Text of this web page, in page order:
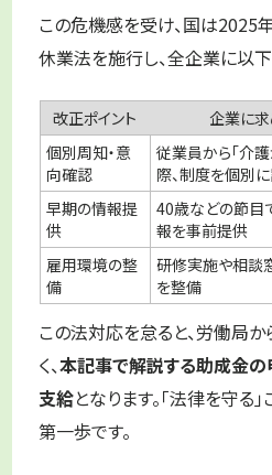
この危機感を受け、国は2025
休業法を施行し、全企業に以
改正ポイント
企業に求
個別周知・意
向確認
従業員から「介
際、制度を個別
早期の情報提
供
40歳などの節目
報を事前提供
雇用環境の整
備
研修実施や相談
を整備
この法対応を怠ると、労働局
く、本記事で解説する助成金
支給となります。「法律を守る
第一歩です。